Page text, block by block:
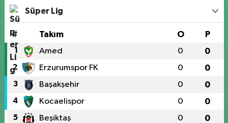
Süper Lig
# Takım O P
1 Amed 0 0
2 Erzurumspor FK 0 0
3 Başakşehir 0 0
4 Kocaelispor 0 0
5 Beşiktaş 0 0